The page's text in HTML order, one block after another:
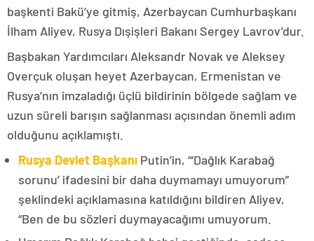
başkenti Bakü’ye gitmiş, Azerbaycan Cumhurbaşkanı
İlham Aliyev, Rusya Dışişleri Bakanı Sergey Lavrov’dur.
Başbakan Yardımcıları Aleksandr Novak ve Aleksey
Overçuk oluşan heyet Azerbaycan, Ermenistan ve
Rusya’nın imzaladığı üçlü bildirinin bölgede sağlam ve
uzun süreli barışın sağlanması açısından önemli adım
olduğunu açıklamıştı.
Rusya Devlet Başkanı Putin’in, “‘Dağlık Karabağ
sorunu’ ifadesini bir daha duymamayı umuyorum”
şeklindeki açıklamasına katıldığını bildiren Aliyev,
“Ben de bu sözleri duymayacağımı umuyorum.